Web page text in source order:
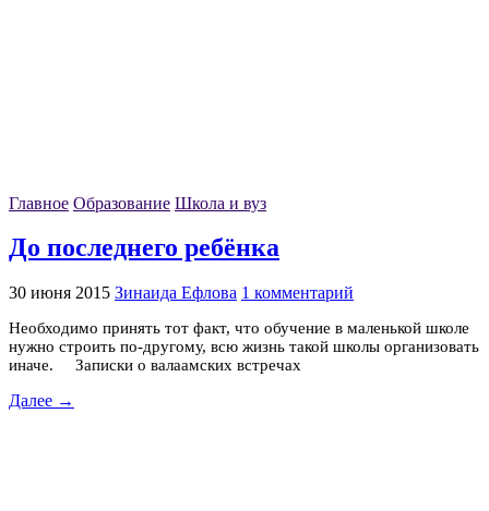
Главное Образование Школа и вуз
До последнего ребёнка
30 июня 2015 Зинаида Ефлова 1 комментарий
Необходимо принять тот факт, что обучение в маленькой школе
нужно строить по-другому, всю жизнь такой школы организовать
иначе. Записки о валаамских встречах
Далее →